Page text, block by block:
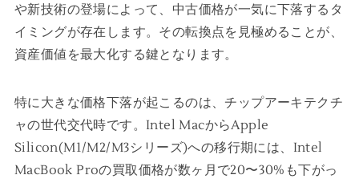
や新技術の登場によって、中古価格が一気に下落するタ
イミングが存在します。その転換点を見極めることが、
資産価値を最大化する鍵となります。
特に大きな価格下落が起こるのは、チップアーキテクチ
ャの世代交代時です。Intel MacからApple
Silicon(M1/M2/M3シリーズ)への移行期には、Intel
MacBook Proの買取価格が数ヶ月で20〜30%も下がっ